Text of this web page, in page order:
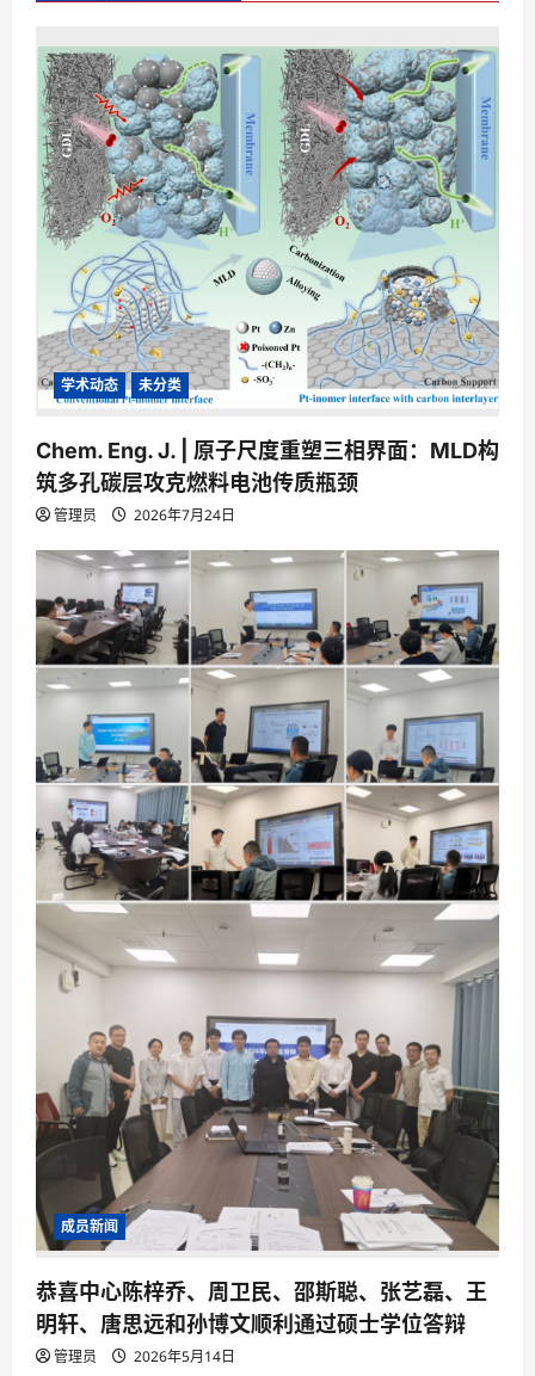
学术动态 未分类
Chem. Eng. J. | 原子尺度重塑三相界面：MLD构
筑多孔碳层攻克燃料电池传质瓶颈
管理员 2026年7月24日
成员新闻
恭喜中心陈梓乔、周卫民、邵斯聪、张艺磊、王
明轩、唐思远和孙博文顺利通过硕士学位答辩
管理员 2026年5月14日